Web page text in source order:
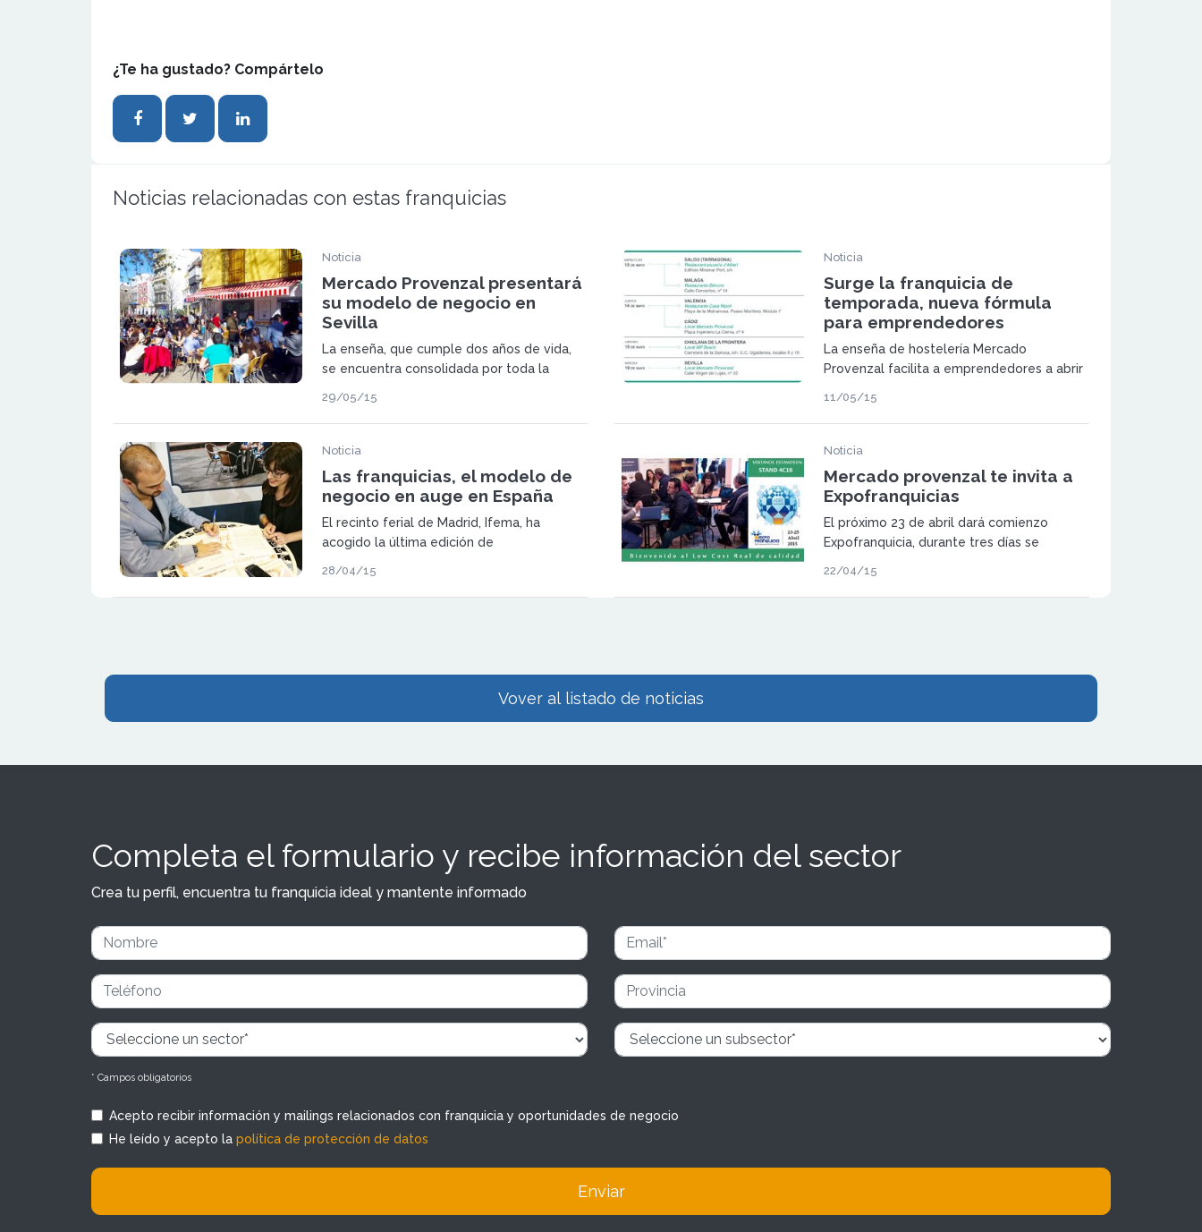
¿Te ha gustado? Compártelo
Noticias relacionadas con estas franquicias
Noticia
Mercado Provenzal presentará
su modelo de negocio en
Sevilla
La enseña, que cumple dos años de vida,
se encuentra consolidada por toda la
29/05/15
Noticia
Surge la franquicia de
temporada, nueva fórmula
para emprendedores
La enseña de hostelería Mercado
Provenzal facilita a emprendedores a abrir
financiado el resto.
11/05/15
Noticia
Las franquicias, el modelo de
negocio en auge en España
El recinto ferial de Madrid, Ifema, ha
acogido la última edición de
28/04/15
Noticia
Mercado provenzal te invita a
Expofranquicias
El próximo 23 de abril dará comienzo
Expofranquicia, durante tres días se
22/04/15
Vover al listado de noticias
Completa el formulario y recibe información del sector
Crea tu perfil, encuentra tu franquicia ideal y mantente informado
* Campos obligatorios
Acepto recibir información y mailings relacionados con franquicia y oportunidades de negocio
He leído y acepto la política de protección de datos
Enviar